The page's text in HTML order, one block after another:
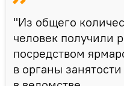
"Из общего
человек получили
посредством
в органы